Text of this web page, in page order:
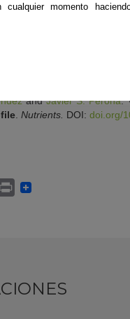
promover opciones
una herramienta
requisitos nutricionales.
de elegir aceites y
andJavier S. Perona.
Nutrients. DOI: doi.org/
momento